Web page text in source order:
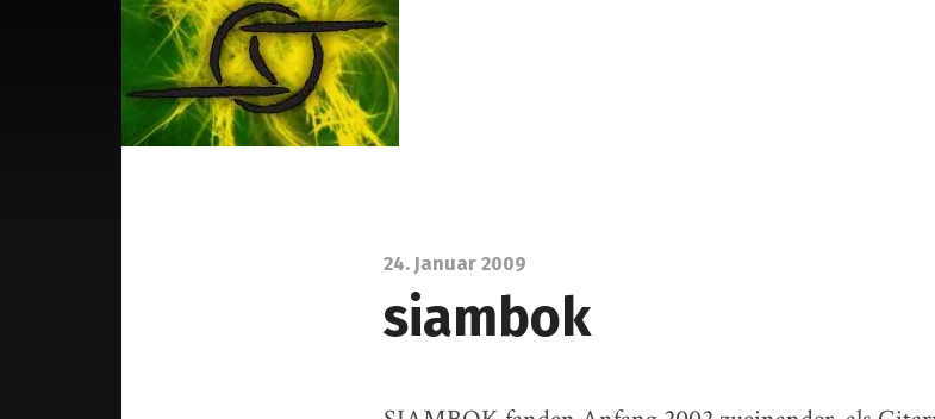
24. Januar 2009
siambok